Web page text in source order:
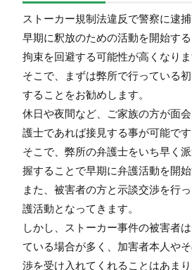
ストーカー規制法違反で警察に逮
早期に釈放のための活動を開始す
拘束を回避する可能性が高くなりま
そこで、まずは弊所で行っている
することをお勧めします。
休日や夜間など、ご家族の方が面
護士であれば接見する事が可能です
そこで、弊所の弁護士をいち早く
握することで早期に弁護活動を開始
また、被害者の方と示談交渉を行
護活動となってきます。
しかし、ストーカー事件の被害者
ている場合が多く、加害者本人や
渉を受け入れてくれることはあま